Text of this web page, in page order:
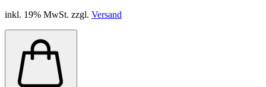
inkl. 19% MwSt. zzgl. Versand